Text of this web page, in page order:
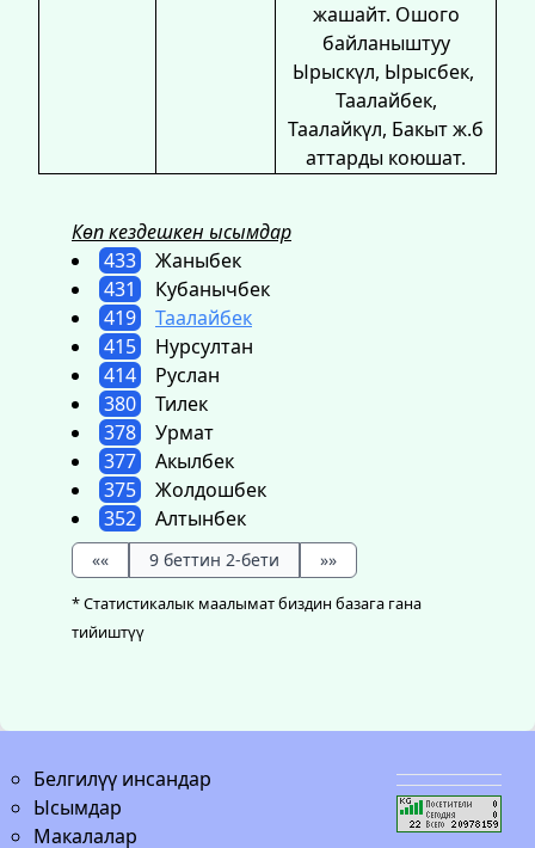
жашайт. Ошого
байланыштуу
Ырыскүл, Ырысбек,
Таалайбек,
Таалайкүл, Бакыт ж.б
аттарды коюшат.
Көп кездешкен ысымдар
433
Жаныбек
431
Кубанычбек
419
Таалайбек
415
Нурсултан
414
Руслан
380
Тилек
378
Урмат
377
Акылбек
375
Жолдошбек
352
Алтынбек
«« 9 беттин 2-бети »»
* Статистикалык маалымат биздин базага гана
тийиштүү
Белгилүү инсандар
Ысымдар
Макалалар